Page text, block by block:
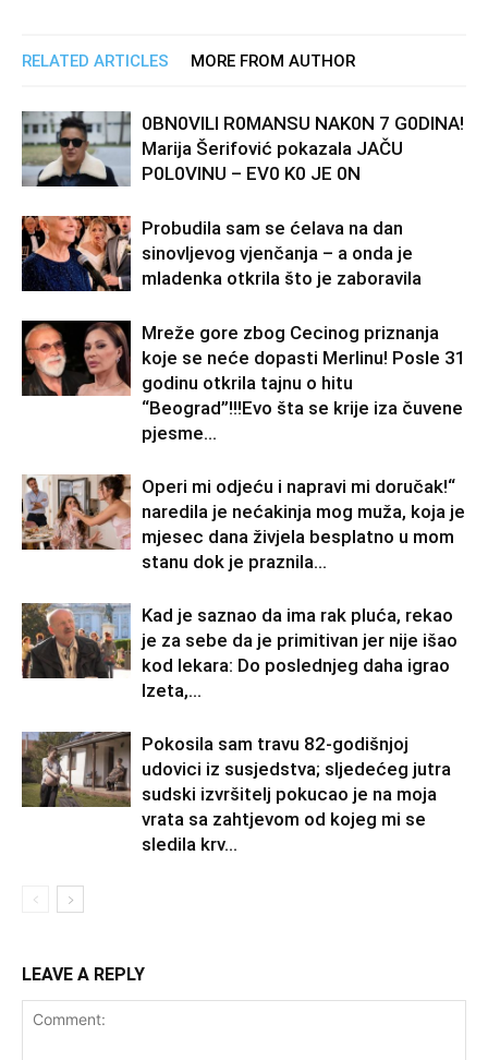
RELATED ARTICLES MORE FROM AUTHOR
0BN0VlLl R0MANSU NAK0N 7 G0DlNA!
Marija Šerifović pokazala JAČU
P0L0VINU – EV0 K0 JE 0N
Probudila sam se ćelava na dan
sinovljevog vjenčanja – a onda je
mladenka otkrila što je zaboravila
Mreže gore zbog Cecinog priznanja
koje se neće dopasti Merlinu! Posle 31
godinu otkrila tajnu o hitu
“Beograd”!!!Evo šta se krije iza čuvene
pjesme...
Operi mi odjeću i napravi mi doručak!“
naredila je nećakinja mog muža, koja je
mjesec dana živjela besplatno u mom
stanu dok je praznila...
Kad je saznao da ima rak pluća, rekao
je za sebe da je primitivan jer nije išao
kod lekara: Do poslednjeg daha igrao
Izeta,...
Pokosila sam travu 82-godišnjoj
udovici iz susjedstva; sljedećeg jutra
sudski izvršitelj pokucao je na moja
vrata sa zahtjevom od kojeg mi se
sledila krv...
LEAVE A REPLY